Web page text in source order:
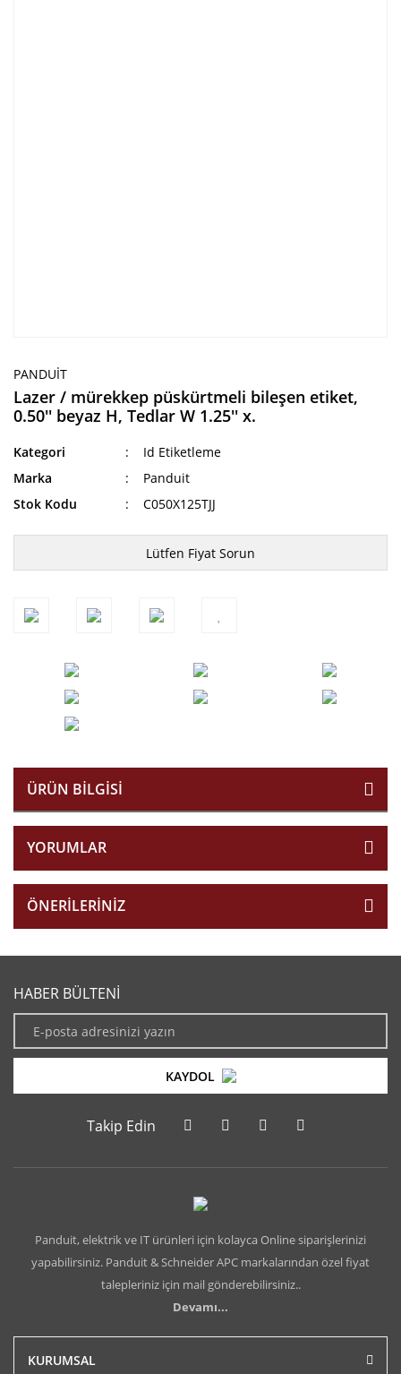
PANDUIT
Lazer / mürekkep püskürtmeli bileşen etiket,
0.50'' beyaz H, Tedlar W 1.25'' x.
Kategori
Id Etiketleme
Marka
Panduit
Stok Kodu
C050X125TJJ
Lütfen Fiyat Sorun
ÜRÜN BILGISI
YORUMLAR
ÖNERILERINIZ
HABER BÜLTENİ
KAYDOL
Takip Edin
Panduit, elektrik ve IT ürünleri için kolayca Online siparişlerinizi
yapabilirsiniz. Panduit & Schneider APC markalarından özel fiyat
talepleriniz için mail gönderebilirsiniz..
Devamı...
KURUMSAL